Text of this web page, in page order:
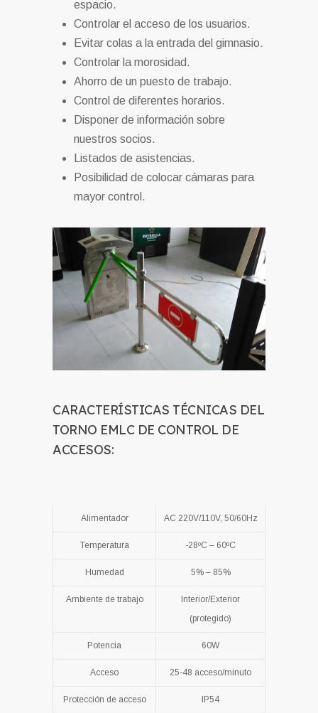
espacio.
Controlar el acceso de los usuarios.
Evitar colas a la entrada del gimnasio.
Controlar la morosidad.
Ahorro de un puesto de trabajo.
Control de diferentes horarios.
Disponer de información sobre
nuestros socios.
Listados de asistencias.
Posibilidad de colocar cámaras para
mayor control.
CARACTERÍSTICAS TÉCNICAS DEL
TORNO EMLC DE CONTROL DE
ACCESOS:
Alimentador AC 220V/110V, 50/60Hz
Temperatura -28ºC – 60ºC
Humedad 5% – 85%
Ambiente de trabajo
Interior/Exterior
(protegido)
Potencia 60W
Acceso 25-48 acceso/minuto
Protección de acceso IP54